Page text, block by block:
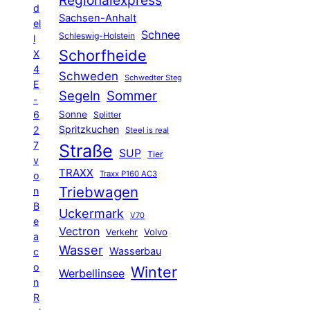
d
el
l
X
4
E
-
6
2
7
v
o
n
B
e
a
c
o
n
R
Sachsen-Anhalt
Schleswig-Holstein Schnee
Schorfheide
Schweden Schwedter Steg
Segeln Sommer
Sonne Splitter
Spritzkuchen Steel is real
Straße SUP Tier
TRAXX Traxx P160 AC3
Triebwagen
Uckermark V70
Vectron Verkehr Volvo
Wasser Wasserbau
Werbellinsee Winter